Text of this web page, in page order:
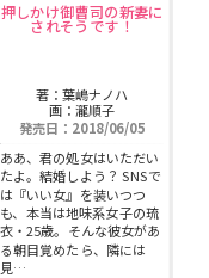
押しかけ御曹司の新妻に
されそうです！
著：葉嶋ナノハ
画：瀧順子
発売日：2018/06/05
ああ、君の処女はいただい
たよ。結婚しよう？ SNSで
は『いい女』を装いつつ
も、本当は地味系女子の琉
衣・25歳。そんな彼女があ
る朝目覚めたら、隣には
見…